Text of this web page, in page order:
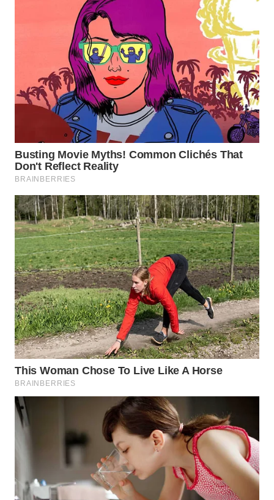
TANI
WAHANA
WAHANA
INFRASTRUKTUR
WAHANA
KONSUMEN
WAHANA
LISTRIK
WAHANA
TRAVEL
WAHANA
TV
WAHANANEWS
ID
WAHANANEWS
WAHANANEWS
NET